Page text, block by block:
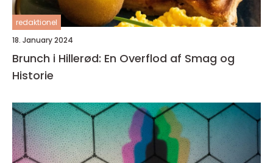
redaktionel
18. January 2024
Brunch i Hillerød: En Overflod af Smag og
Historie